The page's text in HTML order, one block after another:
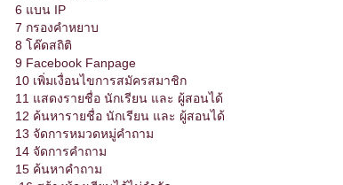
6 แบน IP
7 กรองคำหยาบ
8 โค๊ดสถิติ
9 Facebook Fanpage
10 เพิ่มเงื่อนไขการสมัครสมาชิก
11 แสดงรายชื่อ นักเรียน และ ผู้สอนได้
12 ค้นหารายชื่อ นักเรียน และ ผู้สอนได้
13 จัดการหมวดหมู่คำถาม
14 จัดการคำถาม
15 ค้นหาคำถาม